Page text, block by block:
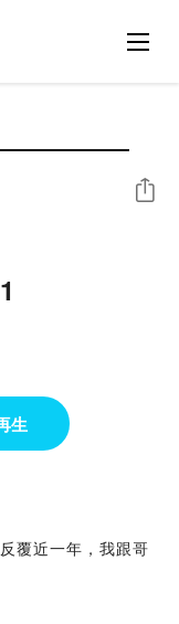
シェア
生
覆近一年，我跟哥